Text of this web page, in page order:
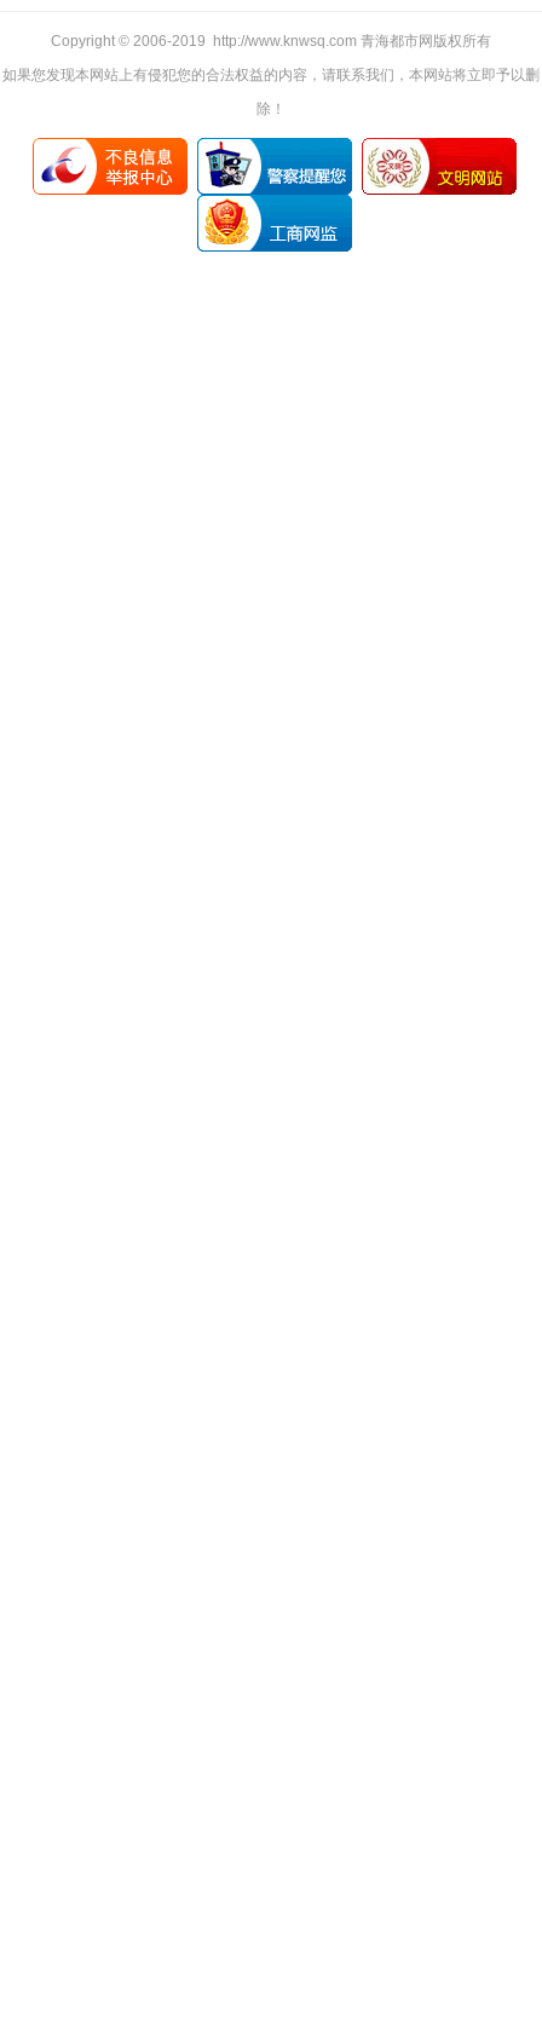
Copyright © 2006-2019 http://www.knwsq.com 青海都市网版权所有
如果您发现本网站上有侵犯您的合法权益的内容，请联系我们，本网站将立即予以删
除！